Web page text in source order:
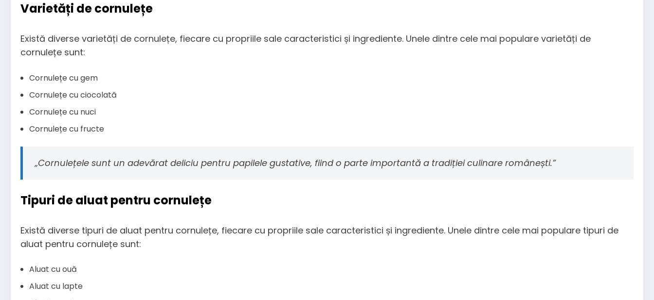
Varietăți de cornulețe
Există diverse varietăți de cornulețe, fiecare cu propriile sale caracteristici și ingrediente. Unele dintre cele mai populare varietăți de
cornulețe sunt:
Cornulețe cu gem
Cornulețe cu ciocolată
Cornulețe cu nuci
Cornulețe cu fructe
„Cornulețele sunt un adevărat deliciu pentru papilele gustative, fiind o parte importantă a tradiției culinare românești.”
Tipuri de aluat pentru cornulețe
Există diverse tipuri de aluat pentru cornulețe, fiecare cu propriile sale caracteristici și ingrediente. Unele dintre cele mai populare tipuri de
aluat pentru cornulețe sunt:
Aluat cu ouă
Aluat cu lapte